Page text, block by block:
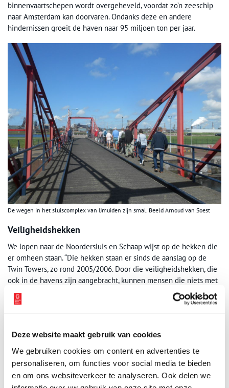
Deze website maakt gebruik van cookies
We gebruiken cookies om content en advertenties te
personaliseren, om functies voor social media te bieden
en om ons websiteverkeer te analyseren. Ook delen we
binnenvaartschepen wordt overgeheveld, voordat zo’n zeeschip
naar Amsterdam kan doorvaren. Ondanks deze en andere
hindernissen groeit de haven naar 95 miljoen ton per jaar.
De wegen in het sluiscomplex van IJmuiden zijn smal. Beeld Arnoud van Soest
Veiligheidshekken
We lopen naar de Noordersluis en Schaap wijst op de hekken die
er omheen staan. “Die hekken staan er sinds de aanslag op de
Twin Towers, zo rond 2005/2006. Door die veiligheidshekken, die
ook in de havens zijn aangebracht, kunnen mensen die niets met
het schip te maken hebben niet te dichtbij komen. Dat is een
veiligheidseis die Amerika aan havens heeft gesteld.” We lopen
over de deuren van de sluis, die, zo doceert de gids, 1175 ton
zijn. Fietsers en auto’s moeten namelijk over de sluisdeuren
kunnen rijden, die roldeuren worden genoemd, omdat ze over
rails glijden. Terwijl we verder wandelen, wijst Schaap nog even
op een naast de sluis gelegen urinoir, dat net als de Noordersluis
op de gemeentelijke monumentenlijst staat. Om te zeggen dat